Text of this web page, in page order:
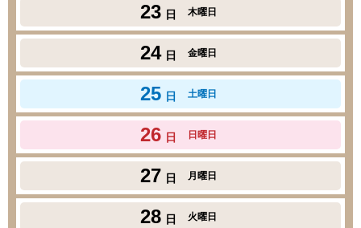
23 日 木曜日
24 日 金曜日
25 日 土曜日
26 日 日曜日
27 日 月曜日
28 日 火曜日